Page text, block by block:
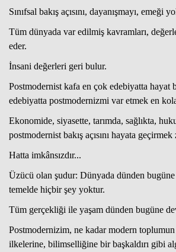
Sınıfsal bakış açısını, dayanışmayı, emeği
Tüm dünyada var edilmiş kavramları,
eder.
İnsani değerleri geri bulur.
Postmodernist kafa en çok edebiyatta hayat
edebiyatta postmodernizmi var etmek en
Ekonomide, siyasette, tarımda, sağlıkta,
postmodernist bakış açısını hayata geçirmek
Hatta imkânsızdır...
Üzücü olan şudur: Dünyada dünden
temelde hiçbir şey yoktur.
Tüm gerçekliği ile yaşam dünden bugüne
Postmodernizim, ne kadar modern
ilkelerine, bilimselliğine bir başkaldırı gibi